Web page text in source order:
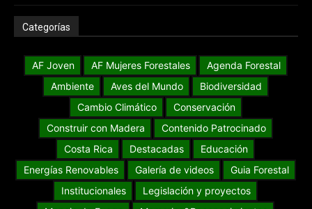
Categorías
AF Joven AF Mujeres Forestales
Agenda Forestal
Ambiente
Aves del Mundo
Biodiversidad
Cambio Climático
Conservación
Construir con Madera
Contenido Patrocinado
Costa Rica
Destacadas
Educación
Energías Renovables
Galería de videos
Guia Forestal
Institucionales
Legislación y proyectos